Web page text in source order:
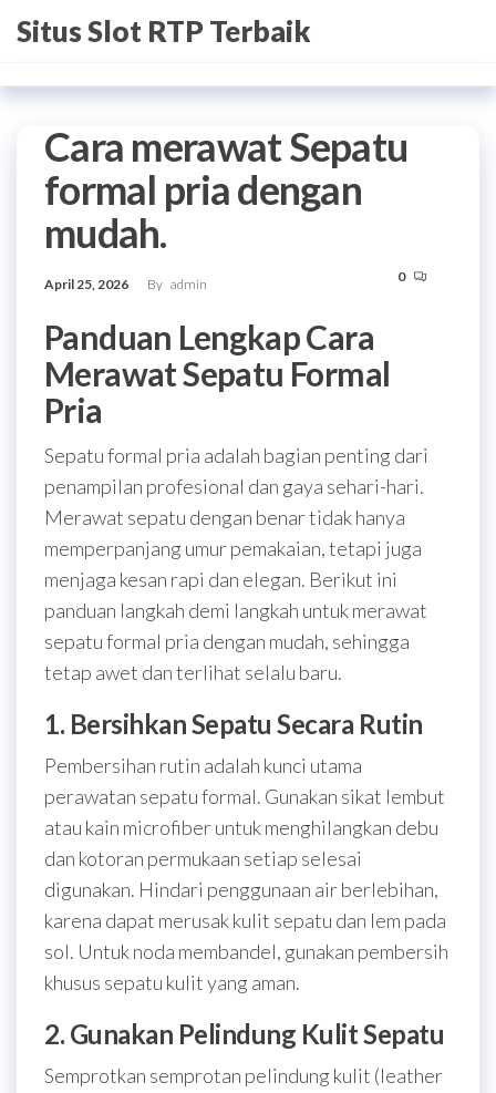
toSitus Slot RTP Terbaik
Cara merawat Sepatu
formal pria dengan
mudah.
April 25, 2026 By admin 0
Panduan Lengkap Cara
Merawat Sepatu Formal
Pria
Sepatu formal pria adalah bagian penting dari
penampilan profesional dan gaya sehari-hari.
Merawat sepatu dengan benar tidak hanya
memperpanjang umur pemakaian, tetapi juga
menjaga kesan rapi dan elegan. Berikut ini
panduan langkah demi langkah untuk merawat
sepatu formal pria dengan mudah, sehingga
tetap awet dan terlihat selalu baru.
1. Bersihkan Sepatu Secara Rutin
Pembersihan rutin adalah kunci utama
perawatan sepatu formal. Gunakan sikat lembut
atau kain microfiber untuk menghilangkan debu
dan kotoran permukaan setiap selesai
digunakan. Hindari penggunaan air berlebihan,
karena dapat merusak kulit sepatu dan lem pada
sol. Untuk noda membandel, gunakan pembersih
khusus sepatu kulit yang aman.
2. Gunakan Pelindung Kulit Sepatu
Semprotkan semprotan pelindung kulit (leather